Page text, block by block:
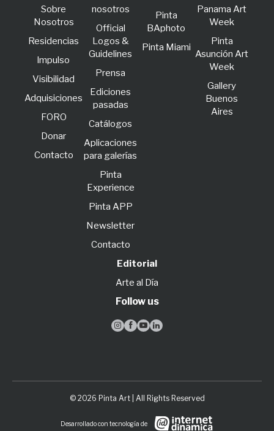
Sobre
Nosotros
Residencias
lmpulso
Visibilidad
Adquisiciones
FORO
Donar
Contacto
nosotros
Official
Logos &
Guidelines
Prensa
Ediciones
pasadas
Catálogos
Aplicaciones
para galerías
Pinta
Experience
Pinta APP
Newsletter
Contacto
Pinta
BAphoto
Pinta Miami
Panama Art
Week
Pinta
Asunción Art
Week
Gallery
Buenos
Aires
Editorial
Arte al Día
Follow us
   
© 2026 Pinta Art | All Rights Reserved